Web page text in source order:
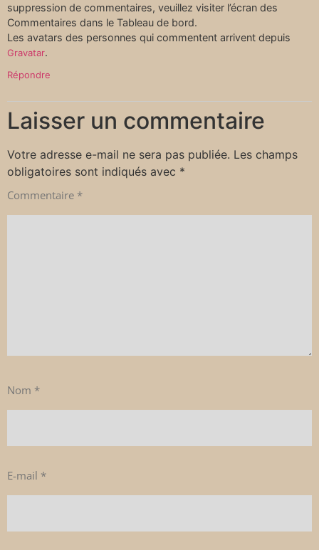
suppression de commentaires, veuillez visiter l’écran des
Commentaires dans le Tableau de bord.
Les avatars des personnes qui commentent arrivent depuis
Gravatar.
Répondre
Laisser un commentaire
Votre adresse e-mail ne sera pas publiée. Les champs
obligatoires sont indiqués avec *
Commentaire *
Nom *
E-mail *